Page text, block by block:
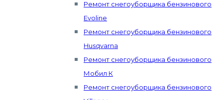
Ремонт снегоуборщика бензинового
Evoline
Ремонт снегоуборщика бензинового
Husqvarna
Ремонт снегоуборщика бензинового
Мобил К
Ремонт снегоуборщика бензинового